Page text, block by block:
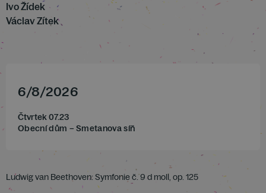
Ivo Žídek
Václav Zítek
6/8/2026
Čtvrtek 07.23
Obecní dům – Smetanova síň
Ludwig van Beethoven: Symfonie č. 9 d moll, op. 125